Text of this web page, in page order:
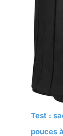
Test :
pouces